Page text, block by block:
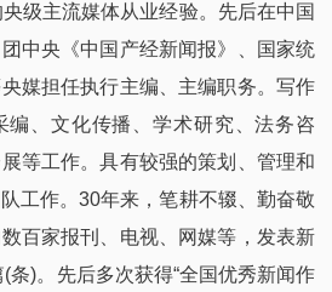
主流媒体从业经验。先后在中国
中央《中国产经新闻报》、国家统
媒担任执行主编、主编职务。写作
编、文化传播、学术研究、法务咨
等工作。具有较强的策划、管理和
工作。30年来，笔耕不辍、勤奋敬
百家报刊、电视、网媒等，发表新
条)。先后多次获得“全国优秀新闻作